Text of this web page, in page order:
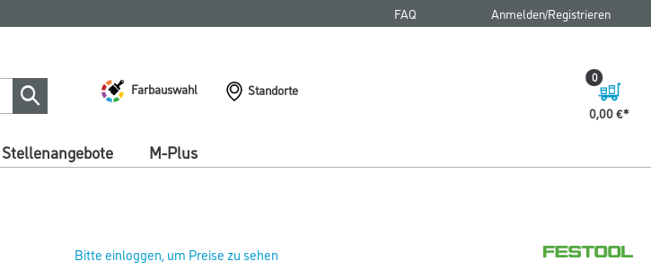
FAQ Anmelden/Registrieren
Farbauswahl
Standorte
0,00 €
0
Stellenangebote M-Plus
Bitte einloggen, um Preise zu sehen